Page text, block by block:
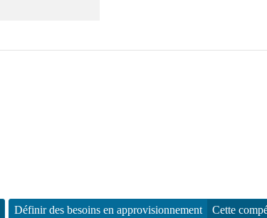
Définir des besoins en approvisionnement Cette